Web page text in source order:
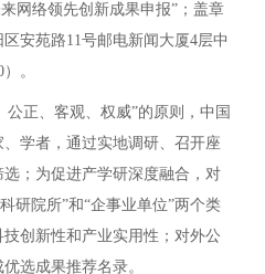
网络领先创新成果申报”；盖章
安苑路11号邮电新闻大厦4层中
。
正、客观、权威”的原则，中国
学者，通过实地调研、召开座
；为促进产学研深度融合，对
研院所”和“企事业单位”两个类
创新性和产业实用性；对外公
选成果推荐名录。